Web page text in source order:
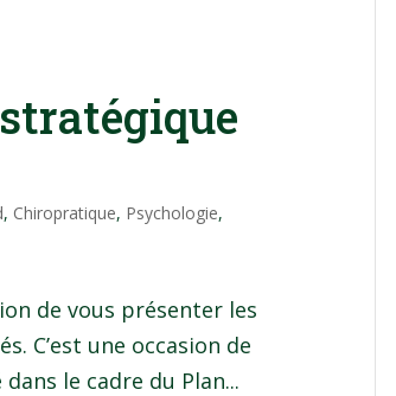
, Chiropratique, Psychologie,
de vous présenter les
C’est une occasion de
le cadre du Plan...